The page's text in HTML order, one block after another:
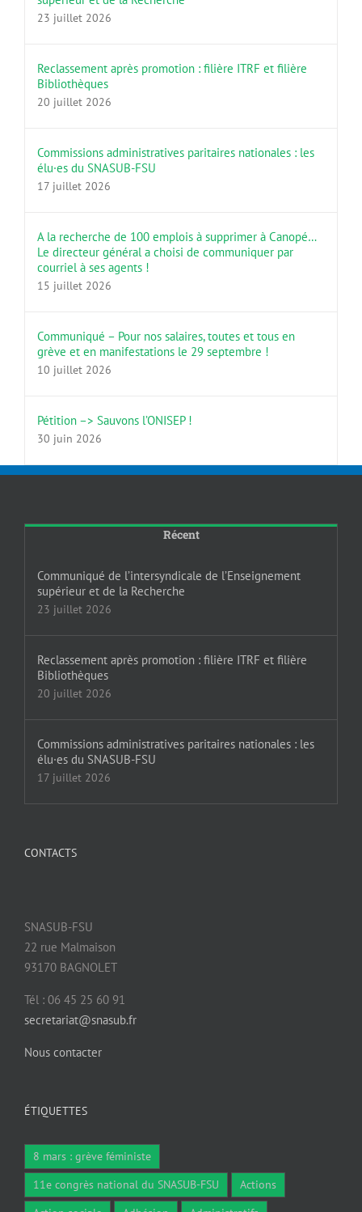
23 juillet 2026
Reclassement après promotion : filière ITRF et filière
Bibliothèques
20 juillet 2026
Commissions administratives paritaires nationales : les
élu·es du SNASUB-FSU
17 juillet 2026
A la recherche de 100 emplois à supprimer à Canopé…
Le directeur général a choisi de communiquer par
courriel à ses agents !
15 juillet 2026
Communiqué – Pour nos salaires, toutes et tous en
grève et en manifestations le 29 septembre !
10 juillet 2026
Pétition –> Sauvons l’ONISEP !
30 juin 2026
Récent
Communiqué de l’intersyndicale de l’Enseignement
supérieur et de la Recherche
23 juillet 2026
Reclassement après promotion : filière ITRF et filière
Bibliothèques
20 juillet 2026
Commissions administratives paritaires nationales : les
élu·es du SNASUB-FSU
17 juillet 2026
CONTACTS
SNASUB-FSU
22 rue Malmaison
93170 BAGNOLET
Tél : 06 45 25 60 91
secretariat@snasub.fr
Nous contacter
ÉTIQUETTES
8 mars : grève féministe
11e congrès national du SNASUB-FSU
Actions